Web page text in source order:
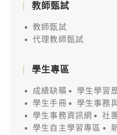
教師甄試
教師甄試
代理教師甄試
學生專區
成績缺曠
學生學習
學生手冊
學生事務
學生事務資訊網
社
學生自主學習專區